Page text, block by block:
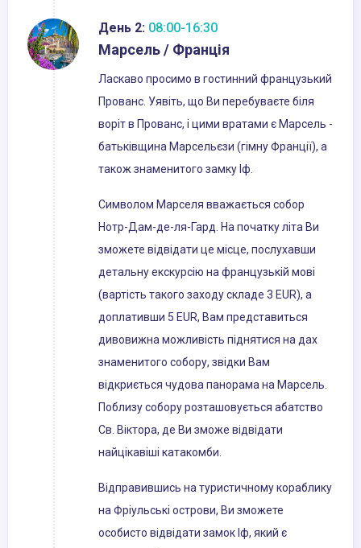
День 2: 08:00-16:30
Марсель / Франція
Ласкаво просимо в гостинний французький
Прованс. Уявіть, що Ви перебуваєте біля
воріт в Прованс, і цими вратами є Марсель -
батьківщина Марсельєзи (гімну Франції), а
також знаменитого замку Іф.
Символом Марселя вважається собор
Нотр-Дам-де-ля-Гард. На початку літа Ви
зможете відвідати це місце, послухавши
детальну екскурсію на французькій мові
(вартість такого заходу складе 3 EUR), а
доплативши 5 EUR, Вам представиться
дивовижна можливість піднятися на дах
знаменитого собору, звідки Вам
відкриється чудова панорама на Марсель.
Поблизу собору розташовується абатство
Св. Віктора, де Ви зможе відвідати
найцікавіші катакомби.
Відправившись на туристичному кораблику
на Фріульські острови, Ви зможете
особисто відвідати замок Іф, який є